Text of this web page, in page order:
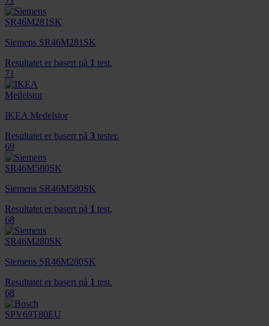
Siemens SR46M281SK
Resultatet er basert på 1 test.
71
IKEA Medelstor
Resultatet er basert på 3 tester.
69
Siemens SR46M580SK
Resultatet er basert på 1 test.
68
Siemens SR46M280SK
Resultatet er basert på 1 test.
68